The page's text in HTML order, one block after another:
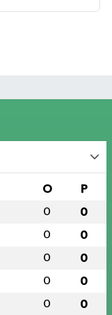
O P
0 0
0 0
0 0
0 0
0 0